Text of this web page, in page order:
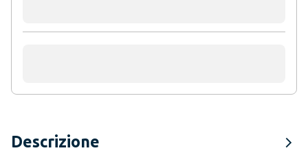
Descrizione